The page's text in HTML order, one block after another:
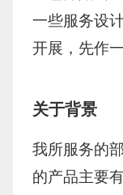
一些服务设
开展，先作
关于背景
我所服务的
的产品主要